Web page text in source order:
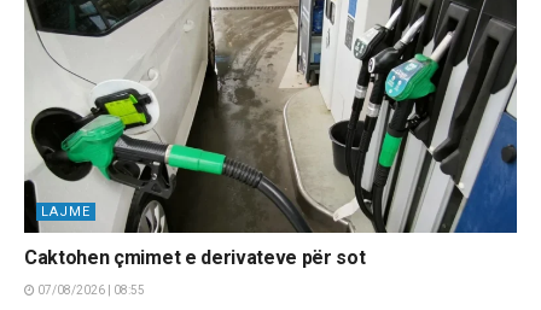
LAJME
Caktohen çmimet e derivateve për sot
07/08/2026 | 08:55